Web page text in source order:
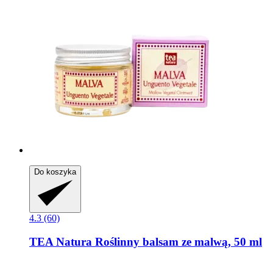
Do koszyka
4.3 (60)
TEA Natura Roślinny balsam ze malwą, 50 ml